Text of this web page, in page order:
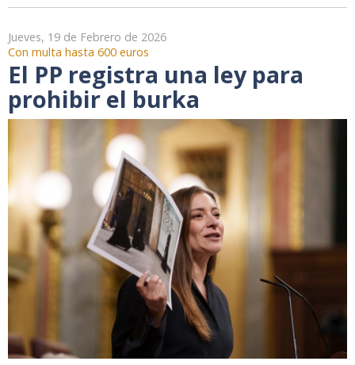
Jueves, 19 de Febrero de 2026
Con multa hasta 600 euros
El PP registra una ley para
prohibir el burka